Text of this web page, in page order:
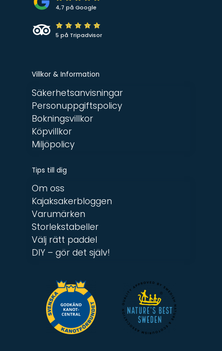
4,7 på Google
5 på Tripadvisor
Villkor & Information
Säkerhetsanvisningar
Personuppgiftspolicy
Bokningsvillkor
Köpvillkor
Miljöpolicy
Tips till dig
Om oss
Kajaksakerbloggen
Varumärken
Storlekstabeller
Välj rätt paddel
DIY – gör det själv!